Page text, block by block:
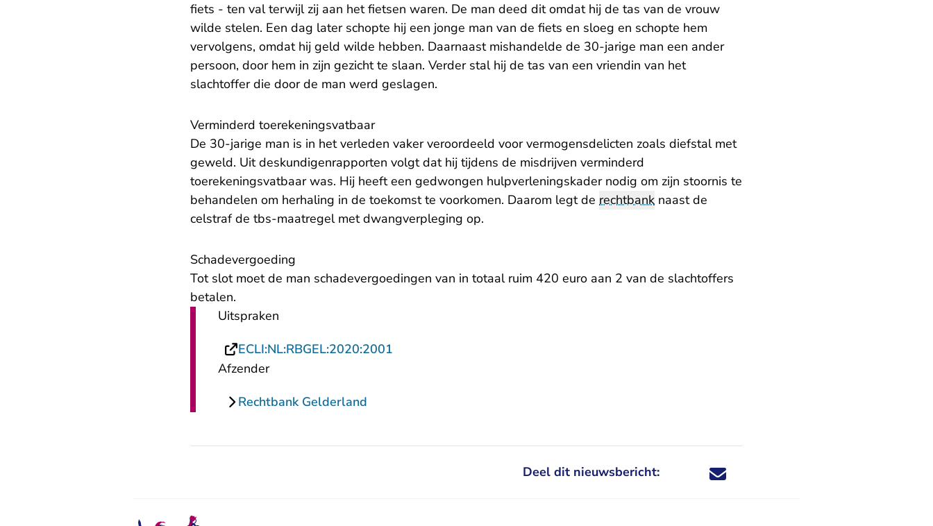
fiets - ten val terwijl zij aan het fietsen waren. De man deed dit omdat hij de tas van de vrouw
wilde stelen. Een dag later schopte hij een jonge man van de fiets en sloeg en schopte hem
vervolgens, omdat hij geld wilde hebben. Daarnaast mishandelde de 30-jarige man een ander
persoon, door hem in zijn gezicht te slaan. Verder stal hij de tas van een vriendin van het
slachtoffer die door de man werd geslagen.
Verminderd toerekeningsvatbaar
De 30-jarige man is in het verleden vaker veroordeeld voor vermogensdelicten zoals diefstal met
geweld. Uit deskundigenrapporten volgt dat hij tijdens de misdrijven verminderd
toerekeningsvatbaar was. Hij heeft een gedwongen hulpverleningskader nodig om zijn stoornis te
behandelen om herhaling in de toekomst te voorkomen. Daarom legt de rechtbank naast de
celstraf de tbs-maatregel met dwangverpleging op.
Schadevergoeding
Tot slot moet de man schadevergoedingen van in totaal ruim 420 euro aan 2 van de slachtoffers
betalen.
Uitspraken
ECLI:NL:RBGEL:2020:2001
Afzender
Rechtbank Gelderland
Deel dit nieuwsbericht: Deel dit nieuwsbericht via X - U verlaat
Deel dit nieuwsbericht via Facebook - U
Deel dit nieuwsbericht via e-mail
Deel dit nieuwsbericht via LinkedIn - U